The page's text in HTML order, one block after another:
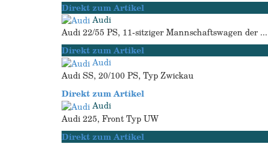
Direkt zum Artikel
Audi
Audi 22/55 PS, 11-sitziger Mannschaftswagen der ...
Direkt zum Artikel
Audi
Audi SS, 20/100 PS, Typ Zwickau
Direkt zum Artikel
Audi
Audi 225, Front Typ UW
Direkt zum Artikel